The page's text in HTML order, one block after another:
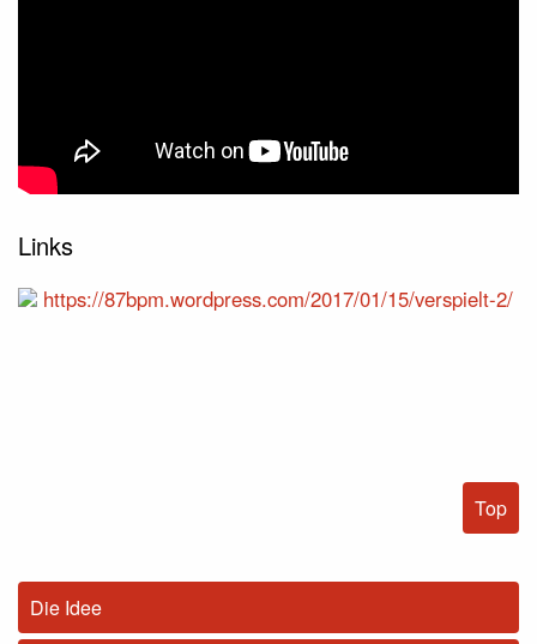
Links
https://87bpm.wordpress.com/2017/01/15/verspielt-2/
Top
Die Idee